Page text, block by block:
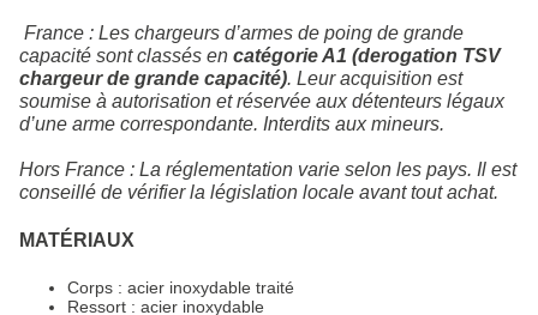
France : Les chargeurs d’armes de poing de grande
capacité sont classés en catégorie A1 (derogation TSV
chargeur de grande capacité). Leur acquisition est
soumise à autorisation et réservée aux détenteurs légaux
d’une arme correspondante. Interdits aux mineurs.
Hors France : La réglementation varie selon les pays. Il est
conseillé de vérifier la législation locale avant tout achat.
MATÉRIAUX
Corps : acier inoxydable traité
Ressort : acier inoxydable